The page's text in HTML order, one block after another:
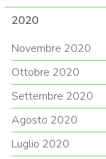
2020
Novembre 2020
Ottobre 2020
Settembre 2020
Agosto 2020
Luglio 2020